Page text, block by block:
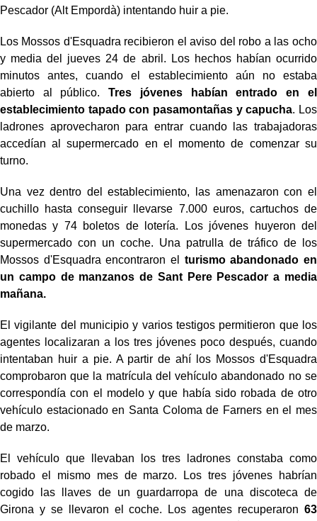
Pescador (Alt Empordà) intentando huir a pie.
Los Mossos d'Esquadra recibieron el aviso del robo a las ocho
y media del jueves 24 de abril. Los hechos habían ocurrido
minutos antes, cuando el establecimiento aún no estaba
abierto al público.Tres jóvenes habían entrado en el
establecimiento tapado con pasamontañas y capucha. Los
ladrones aprovecharon para entrar cuando las trabajadoras
accedían al supermercado en el momento de comenzar su
turno.
Una vez dentro del establecimiento, las amenazaron con el
cuchillo hasta conseguir llevarse 7.000 euros, cartuchos de
monedas y 74 boletos de lotería. Los jóvenes huyeron del
supermercado con un coche. Una patrulla de tráfico de los
Mossos d'Esquadra encontraron el turismo abandonado en
un campo de manzanos de Sant Pere Pescador a media
mañana.
El vigilante del municipio y varios testigos permitieron que los
agentes localizaran a los tres jóvenes poco después, cuando
intentaban huir a pie. A partir de ahí los Mossos d'Esquadra
comprobaron que la matrícula del vehículo abandonado no se
correspondía con el modelo y que había sido robada de otro
vehículo estacionado en Santa Coloma de Farners en el mes
de marzo.
El vehículo que llevaban los tres ladrones constaba como
robado el mismo mes de marzo. Los tres jóvenes habrían
cogido las llaves de un guardarropa de una discoteca de
Girona y se llevaron el coche. Los agentes recuperaron 63